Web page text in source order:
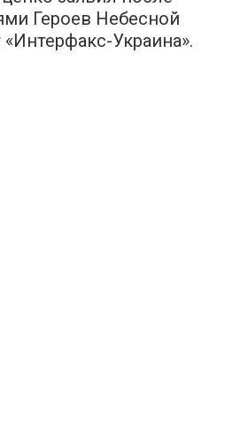
Героев Небесной
«Интерфакс-Украина».